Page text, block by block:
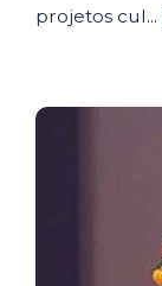
projetos cul...